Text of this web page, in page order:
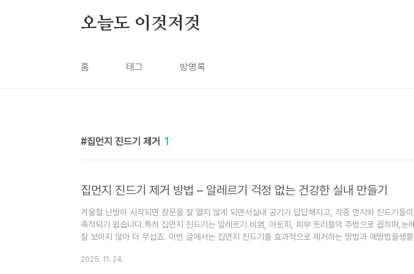
오늘도 이것저것
홈 태그 방명록
집먼지 진드기 제거 1
집먼지 진드기 제거 방법 – 알레르기 걱정 없는 건강한 실내 만들기
겨울철 난방이 시작되면 창문을 잘 열지 않게 되면서실내 공기가 답답해지고, 각종 먼지와 진드기들이
축적되기 쉽습니다.특히 집먼지 진드기는 알레르기 비염, 아토피, 피부 트러블의 주범으로 꼽히며,눈에
잘 보이지 않아 더 무섭죠. 이번 글에서는 집먼지 진드기를 효과적으로 제거하는 방법과 예방법을생활
털, 습기를 먹고 살아감온도 20~30도, 습도 60% 이상에서 번식 활발주로 침구류, 카펫, 소파, 인형,
2025. 11. 24.